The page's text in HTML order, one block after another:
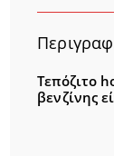
Τεπόζιτο
βενζίνης